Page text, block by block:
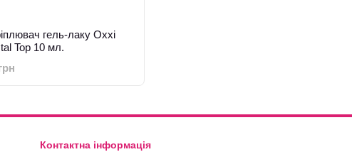
гель-лаку Oxxi
Top 10 мл.
Контактна інформація